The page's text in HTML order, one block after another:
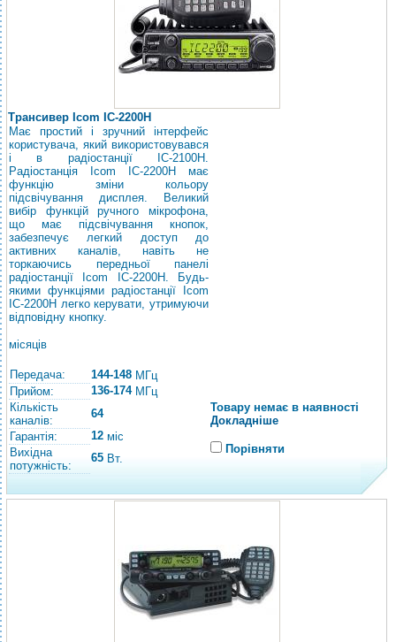
Трансивер Icom IC-2200H
Має простий і зручний інтерфейс
користувача, який використовувався
і в радіостанції IC-2100H.
Радіостанція Icom IC-2200H має
функцію зміни кольору
підсвічування дисплея. Великий
вибір функцій ручного мікрофона,
що має підсвічування кнопок,
забезпечує легкий доступ до
активних каналів, навіть не
торкаючись передньої панелі
радіостанції Icom IC-2200H. Будь-
якими функціями радіостанції Icom
IC-2200H легко керувати, утримуючи
відповідну кнопку.
місяців
Передача: 144-148 МГц
Прийом:
136-174МГц
Кількість
каналів:
64
Гарантія:
12 міс
Вихідна
потужність:
65 Вт.
Товару немає в наявності
Докладніше
Порівняти